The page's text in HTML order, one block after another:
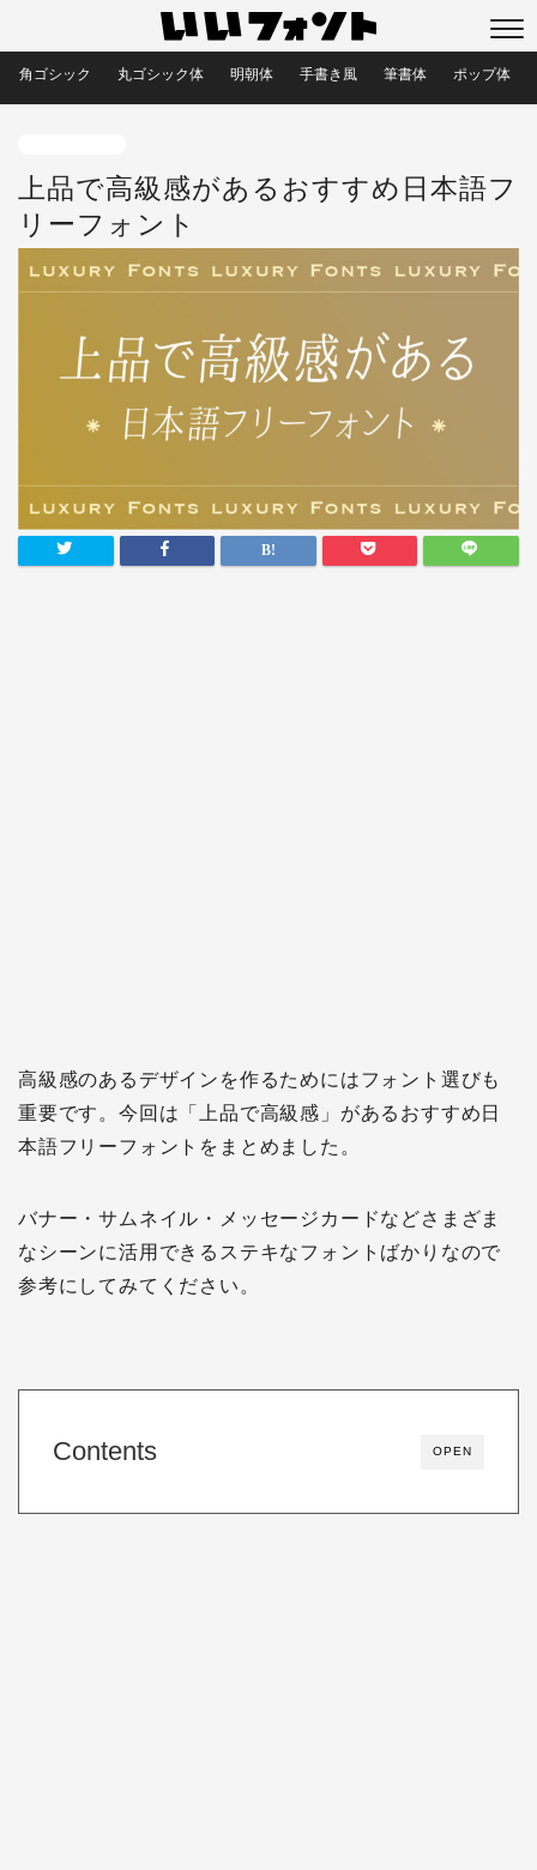
角ゴシック 丸ゴシック体 明朝体 手書き風 筆書体 ポップ体
上品で高級感があるおすすめ日本語フ
リーフォント
高級感のあるデザインを作るためにはフォント選びも
重要です。今回は「上品で高級感」があるおすすめ日
本語フリーフォントをまとめました。
バナー・サムネイル・メッセージカードなどさまざま
なシーンに活用できるステキなフォントばかりなので
参考にしてみてください。
OPEN
Contents